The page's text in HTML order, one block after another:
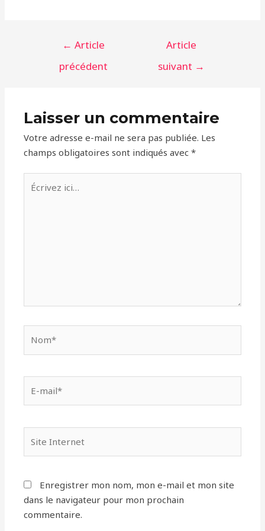
Navigation
l’article
← Article
précédent
Article
suivant →
Laisser un commentaire
Votre adresse e-mail ne sera pas publiée. Les
champs obligatoires sont indiqués avec*
Écrivez
ici…
mail*
Internet
Enregistrer mon nom, mon e-mail et mon site
dans le navigateur pour mon prochain
commentaire.